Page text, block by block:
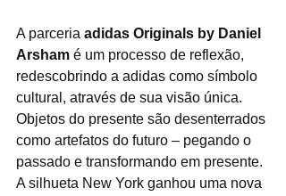
A parceria adidas Originals by Daniel
Arsham é um processo de reflexão,
redescobrindo a adidas como símbolo
cultural, através de sua visão única.
Objetos do presente são desenterrados
como artefatos do futuro – pegando o
passado e transformando em presente.
A silhueta New York ganhou uma nova